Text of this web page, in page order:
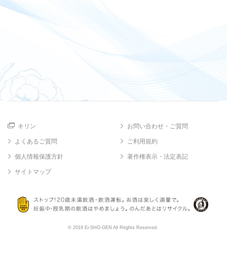
キリン お問い合わせ・ご質問
よくあるご質問 ご利用規約
個人情報保護方針 著作権表示・法定表記
サイトマップ
© 2019 Ei-SHO-GEN All Ritghts Reserved.